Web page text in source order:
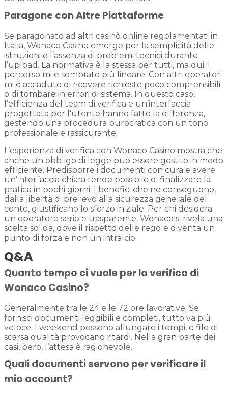
Paragone con Altre Piattaforme
Se paragonato ad altri casinò online regolamentati in
Italia, Wonaco Casino emerge per la semplicità delle
istruzioni e l’assenza di problemi tecnici durante
l’upload. La normativa è la stessa per tutti, ma qui il
percorso mi è sembrato più lineare. Con altri operatori
mi è accaduto di ricevere richieste poco comprensibili
o di tombare in errori di sistema. In questo caso,
l’efficienza del team di verifica e un’interfaccia
progettata per l’utente hanno fatto la differenza,
gestendo una procedura burocratica con un tono
professionale e rassicurante.
L’esperienza di verifica con Wonaco Casino mostra che
anche un obbligo di legge può essere gestito in modo
efficiente. Predisporre i documenti con cura e avere
un’interfaccia chiara rende possibile di finalizzare la
pratica in pochi giorni. I benefici che ne conseguono,
dalla libertà di prelievo alla sicurezza generale del
conto, giustificano lo sforzo iniziale. Per chi desidera
un operatore serio e trasparente, Wonaco si rivela una
scelta solida, dove il rispetto delle regole diventa un
punto di forza e non un intralcio.
Q&A
Quanto tempo ci vuole per la verifica di
Wonaco Casino?
Generalmente tra le 24 e le 72 ore lavorative. Se
fornisci documenti leggibili e completi, tutto va più
veloce. I weekend possono allungare i tempi, e file di
scarsa qualità provocano ritardi. Nella gran parte dei
casi, però, l’attesa è ragionevole.
Quali documenti servono per verificare il
mio account?